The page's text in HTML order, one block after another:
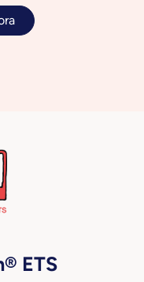
ETS